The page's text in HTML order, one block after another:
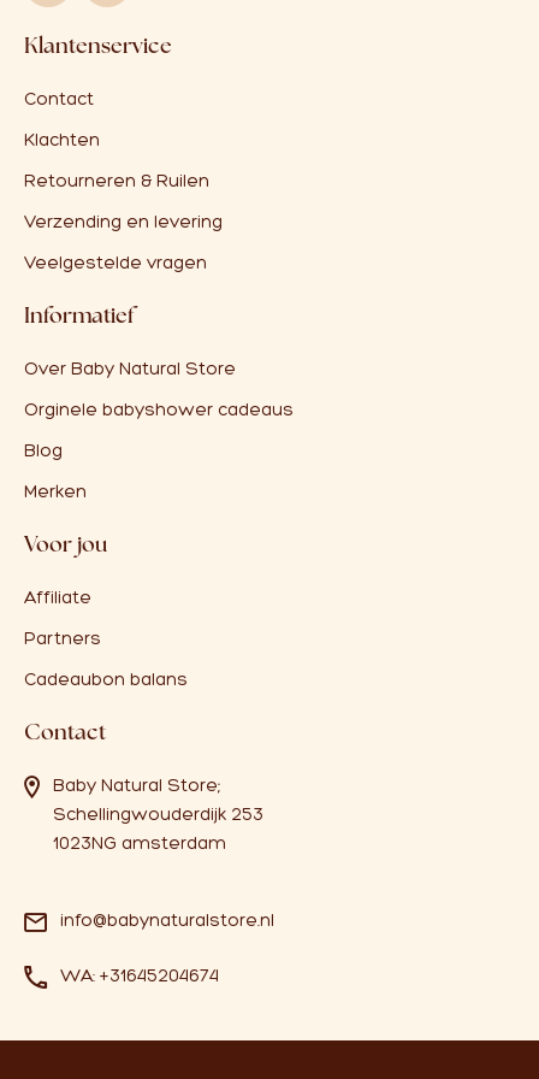
Klantenservice
Contact
Klachten
Retourneren & Ruilen
Verzending en levering
Veelgestelde vragen
Informatief
Over Baby Natural Store
Orginele babyshower cadeaus
Blog
Merken
Voor jou
Affiliate
Partners
Cadeaubon balans
Contact
Baby Natural Store;
Schellingwouderdijk 253
1023NG amsterdam
info@babynaturalstore.nl
WA: +31645204674